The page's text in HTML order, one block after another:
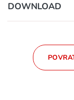
DOWNLOAD